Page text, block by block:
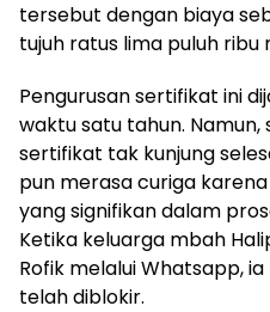
tersebut dengan biaya
tujuh ratus lima puluh ribu
Pengurusan sertifikat ini
waktu satu tahun.
sertifikat tak kunjung
pun merasa curiga
yang signifikan dalam
Ketika keluarga mbah
Rofik melalui Whatsapp,
telah diblokir.